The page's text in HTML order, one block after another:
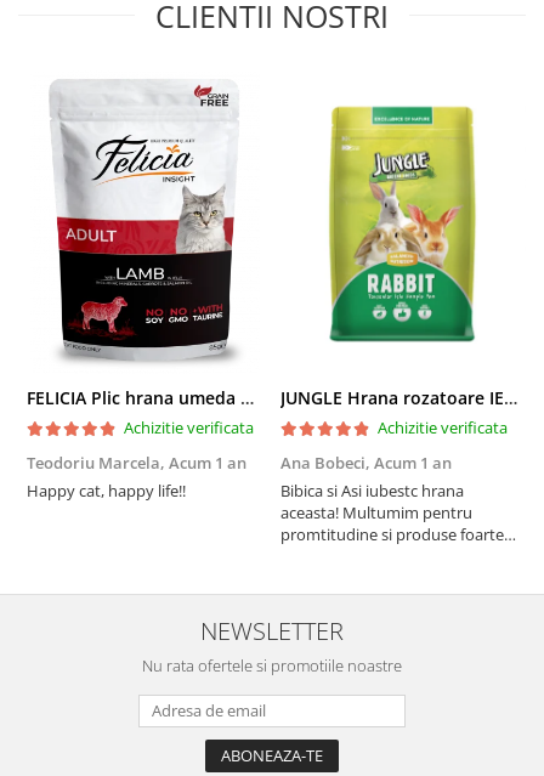
CLIENTII NOSTRI
FELICIA Plic hrana umeda pentru pisici adulte, cu Miel, Set 12x85g
Achizitie verificata
Teodoriu Marcela, Acum 1 an
Happy cat, happy life!!
JUNGLE Hrana rozatoare IEPURI 500g
Achizitie verificata
Ana Bobeci, Acum 1 an
Bibica si Asi iubestc hrana
aceasta! Multumim pentru
promtitudine si produse foarte
NEWSLETTER
Nu rata ofertele si promotiile noastre